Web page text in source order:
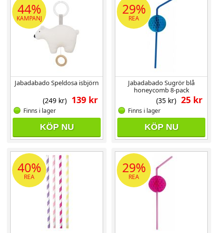
44%
KAMPANJ
Jabadabado Speldosa isbjörn
139 kr
(249 kr)
Finns i lager
KÖP NU
29%
REA
Jabadabado Sugrör blå
honeycomb 8-pack
25 kr
(35 kr)
Finns i lager
KÖP NU
40%
REA
29%
REA